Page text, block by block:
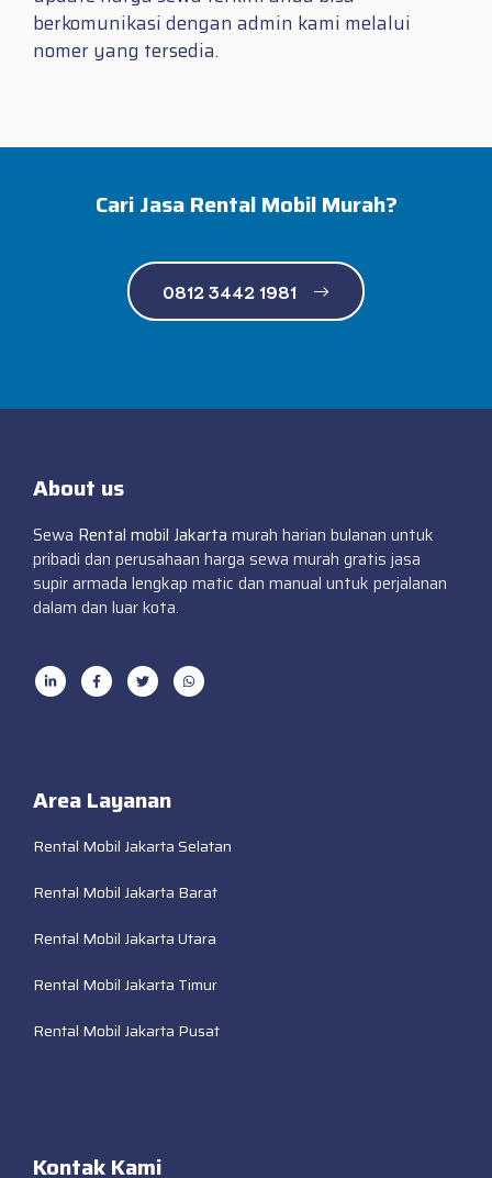
berkomunikasi dengan admin kami melalui
nomer yang tersedia.
Cari Jasa Rental Mobil Murah?
0812 3442 1981
About us
Sewa Rental mobil Jakarta murah harian bulanan untuk
pribadi dan perusahaan harga sewa murah gratis jasa
supir armada lengkap matic dan manual untuk perjalanan
dalam dan luar kota.
Area Layanan
Rental Mobil Jakarta Selatan
Rental Mobil Jakarta Barat
Rental Mobil Jakarta Utara
Rental Mobil Jakarta Timur
Rental Mobil Jakarta Pusat
Kontak Kami